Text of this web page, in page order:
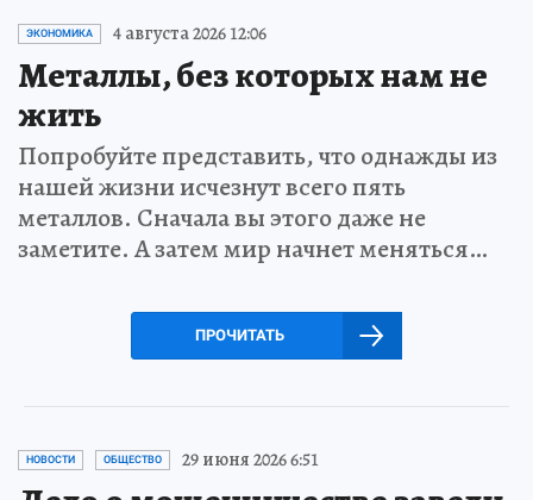
ЭКОНОМИКА 4 августа 2026 12:06
Металлы, без которых нам не
жить
Попробуйте представить, что однажды из
нашей жизни исчезнут всего пять
металлов. Сначала вы этого даже не
заметите. А затем мир начнет меняться…
ПРОЧИТАТЬ
НОВОСТИ ОБЩЕСТВО 29 июня 2026 6:51